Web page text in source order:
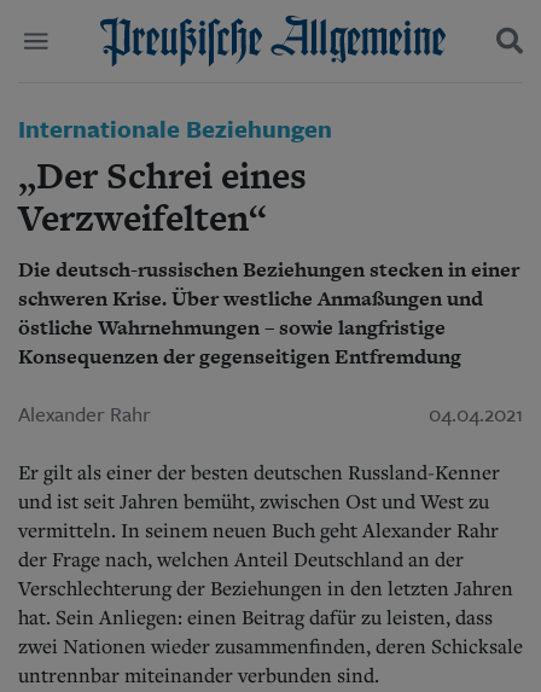
Start
Wer wir sind
Aktuelle Ausgabe
Abonnenten-Login
Abonnent werden
Abo Prämien
Archiv
Mediadaten
Politik
Kultur
Wirtschaft
Panorama
Gesellschaft
Leben
Geschichte
Ostpreußen
Pommern
Berlin-Brandenburg
Suchen und finden
Internationale Beziehungen
„Der Schrei eines
Verzweifelten“
Die deutsch-russischen Beziehungen stecken in einer
schweren Krise. Über westliche Anmaßungen und
östliche Wahrnehmungen – sowie langfristige
Konsequenzen der gegenseitigen Entfremdung
Alexander Rahr 04.04.2021
Er gilt als einer der besten deutschen Russland-Kenner
und ist seit Jahren bemüht, zwischen Ost und West zu
vermitteln. In seinem neuen Buch geht Alexander Rahr
der Frage nach, welchen Anteil Deutschland an der
Verschlechterung der Beziehungen in den letzten Jahren
hat. Sein Anliegen: einen Beitrag dafür zu leisten, dass
zwei Nationen wieder zusammenfinden, deren Schicksale
untrennbar miteinander verbunden sind.